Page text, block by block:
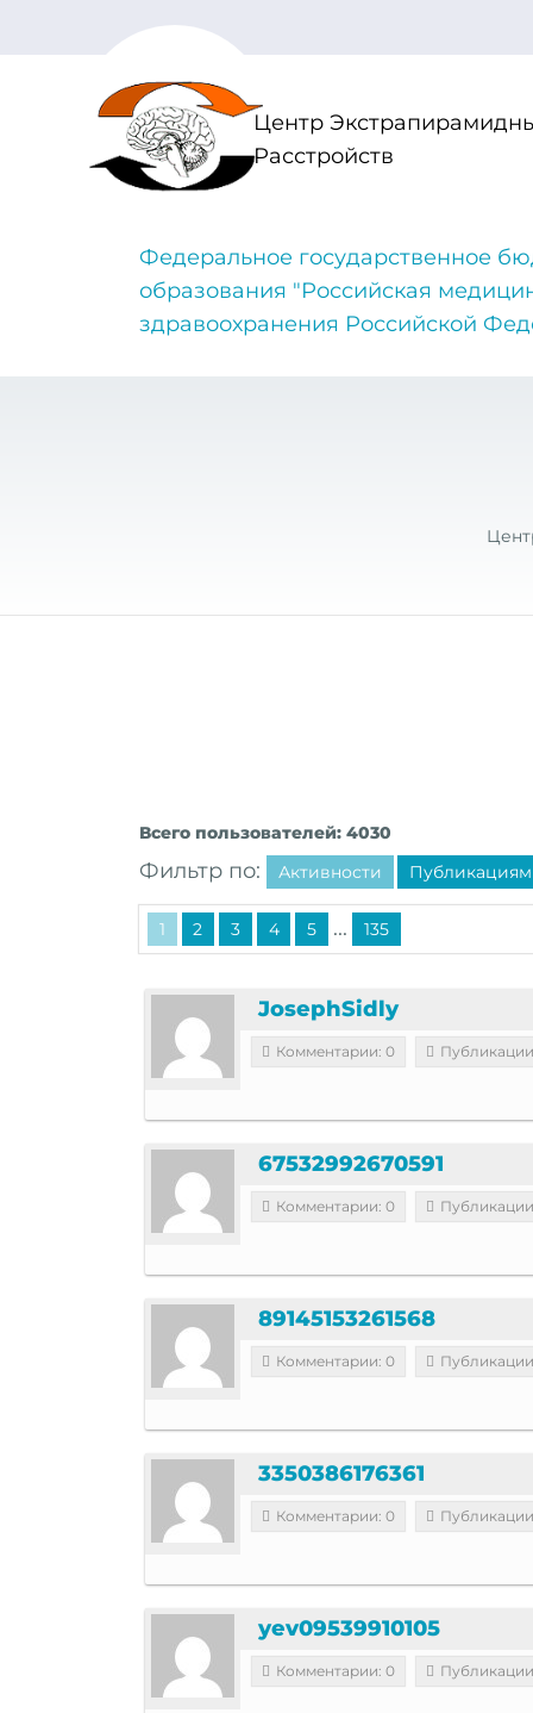
Центр
Расстройств
Федеральное государственное
образования "Российская
здравоохранения Российской
Всего пользователей: 4030
Фильтр по: Активности Публикациям
1 2 3 4 5 ... 135
JosephSidly
Комментарии: 0
67532992670591
Комментарии: 0
89145153261568
Комментарии: 0
3350386176361
Комментарии: 0
yev09539910105
Комментарии: 0